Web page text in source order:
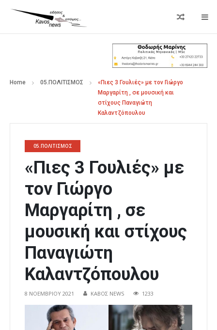
Home 05.ΠΟΛΙΤΙΣΜΟΣ
«Πιες 3 Γουλιές» με τον Γιώργο
Μαργαρίτη , σε μουσική και
στίχους Παναγιώτη
Καλαντζόπουλου
05.ΠΟΛΙΤΙΣΜΟΣ
«Πιες 3 Γουλιές» με
τον Γιώργο
Μαργαρίτη , σε
μουσική και στίχους
Παναγιώτη
Καλαντζόπουλου
8 ΝΟΕΜΒΡΊΟΥ 2021 ΚΑΒΟΣ NEWS 1233